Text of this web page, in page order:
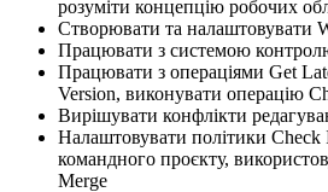
розуміти концепцію робочих
Створювати та налаштовувати
Працювати з системою
Працювати з операціями Get
Version, виконувати операцію
Вирішувати конфлікти
Налаштовувати політики Check
командного проєкту,
Merge